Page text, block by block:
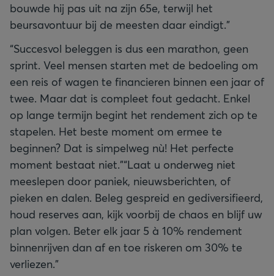
bouwde hij pas uit na zijn 65e, terwijl het
beursavontuur bij de meesten daar eindigt.”
“Succesvol beleggen is dus een marathon, geen
sprint. Veel mensen starten met de bedoeling om
een reis of wagen te financieren binnen een jaar of
twee. Maar dat is compleet fout gedacht. Enkel
op lange termijn begint het rendement zich op te
stapelen. Het beste moment om ermee te
beginnen? Dat is simpelweg nù! Het perfecte
moment bestaat niet.”“Laat u onderweg niet
meeslepen door paniek, nieuwsberichten, of
pieken en dalen. Beleg gespreid en gediversifieerd,
houd reserves aan, kijk voorbij de chaos en blijf uw
plan volgen. Beter elk jaar 5 à 10% rendement
binnenrijven dan af en toe riskeren om 30% te
verliezen.”